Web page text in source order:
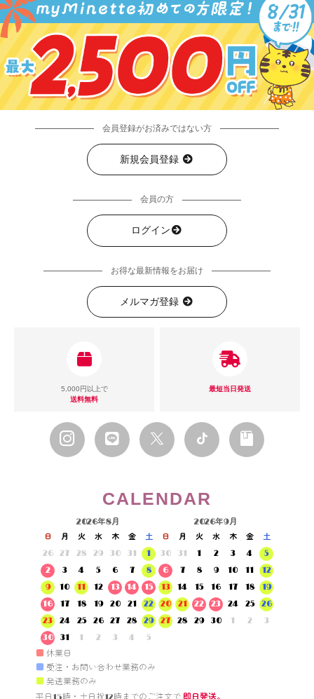
会員登録がお済みではない方
新規会員登録
会員の方
ログイン
お得な最新情報をお届け
メルマガ登録
5,000円以上で
送料無料
最短当日発送
CALENDAR
2026年8月
日 月 火 水 木 金
土
26
27 28 29 30 31
1
2
3 4 5 6 7
8
9
10 11 12 13 14
15
16
17 18 19 20 21
22
23
24 25 26 27 28
29
30
31 1 2 3 4 5
2026年9月
日 月 火 水 木 金
土
30
31 1 2 3 4
5
6
7 8 9 10 11
12
13
14 15 16 17 18
19
20
21 22 23 24 25
26
27
28 29 30 1 2 3
■ 休業日
■ 受注・お問い合わせ業務のみ
■ 発送業務のみ